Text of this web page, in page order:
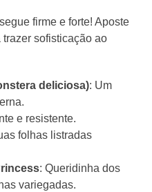
firme e forte! Aposte
sofisticação ao
deliciosa): Um
e resistente.
folhas listradas
: Queridinha dos
variegadas.